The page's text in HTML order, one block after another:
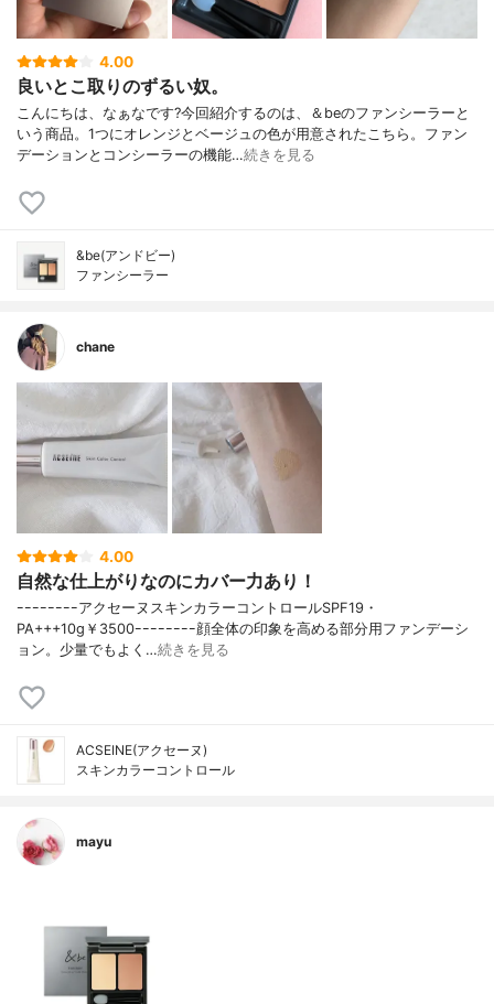
4.00
良いとこ取りのずるい奴。
こんにちは、なぁなです?今回紹介するのは、＆beのファンシーラーと
いう商品。1つにオレンジとベージュの色が用意されたこちら。ファン
デーションとコンシーラーの機能…続きを見る
&be(アンドビー)
ファンシーラー
chane
4.00
自然な仕上がりなのにカバー力あり！
ｰｰｰｰｰｰｰｰアクセーヌスキンカラーコントロールSPF19・
PA+++10g￥3500ｰｰｰｰｰｰｰｰ顔全体の印象を高める部分用ファンデーシ
ョン。少量でもよく…続きを見る
ACSEINE(アクセーヌ)
スキンカラーコントロール
mayu